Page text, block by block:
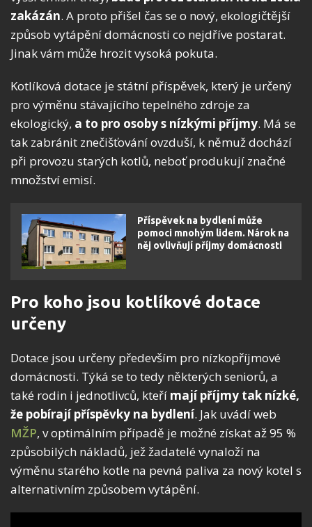
zakázán. A proto přišel čas se o nový, ekologičtější
způsob vytápění domácnosti co nejdříve postarat.
Jinak vám může hrozit vysoká pokuta.
Kotlíková dotace je státní příspěvek, který je určený
pro výměnu stávajícího tepelného zdroje za
ekologický, a to pro osoby s nízkými příjmy. Má se
tak zabránit znečišťování ovzduší, k němuž dochází
při provozu starých kotlů, neboť produkují značné
množství emisí.
Příspěvek na bydlení může
pomoci mnohým lidem. Nárok na
něj ovlivňují příjmy domácnosti
Pro koho jsou kotlíkové dotace
určeny
Dotace jsou určeny především pro nízkopříjmové
domácnosti. Týká se to tedy některých seniorů, a
také rodin i jednotlivců, kteří mají příjmy tak nízké,
že pobírají příspěvky na bydlení. Jak uvádí web
MŽP, v optimálním případě je možné získat až 95 %
způsobilých nákladů, jež žadatelé vynaloží na
výměnu starého kotle na pevná paliva za nový kotel s
alternativním způsobem vytápění.